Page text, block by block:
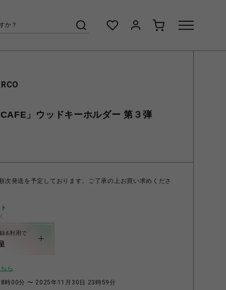
」ウッドキーホルダー 第３弾
次発送を予定しております。ご了承の上お買い求めくださ
&利用で
ら
時00分 〜 2025年11月30日 23時59分